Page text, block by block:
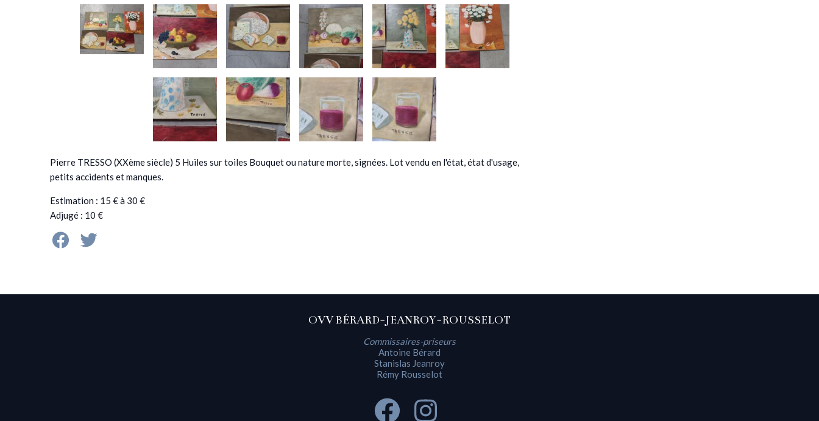
Pierre TRESSO (XXème siècle) 5 Huiles sur toiles Bouquet ou nature morte, signées. Lot vendu en l'état, état d'usage,
petits accidents et manques.
Estimation : 15 € à 30 €
Adjugé : 10 €
OVV BÉRARD-JEANROY-ROUSSELOT
Commissaires-priseurs
Antoine Bérard
Stanislas Jeanroy
Rémy Rousselot